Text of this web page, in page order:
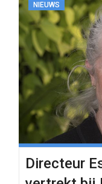
NIEUWS
Directeur